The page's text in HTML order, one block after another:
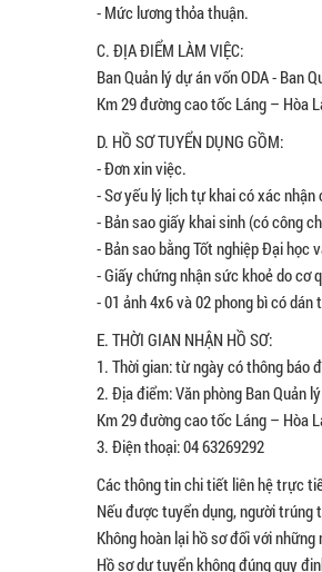
- Mức lương thỏa thuận.
C. ĐỊA ĐIỂM LÀM VIỆC:
Ban Quản lý dự án vốn ODA - Ban
Km 29 đường cao tốc Láng – Hòa
D. HỒ SƠ TUYỂN DỤNG GỒM:
- Đơn xin việc.
- Sơ yếu lý lịch tự khai có xác
- Bản sao giấy khai sinh (có công
- Bản sao bằng Tốt nghiệp Đại học
- Giấy chứng nhận sức khoẻ do cơ
- 01 ảnh 4x6 và 02 phong bì có
E. THỜI GIAN NHẬN HỒ SƠ:
1. Thời gian: từ ngày có thông báo
2. Địa điểm: Văn phòng Ban Quản
Km 29 đường cao tốc Láng – Hòa
3. Điện thoại: 04 63269292
Các thông tin chi tiết liên hệ trực
Nếu được tuyển dụng, người trúng
Không hoàn lại hồ sơ đối với
Hồ sơ dự tuyển không đúng quy